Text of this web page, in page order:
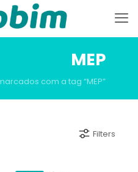
MEP
com a tag “MEP”
Filters